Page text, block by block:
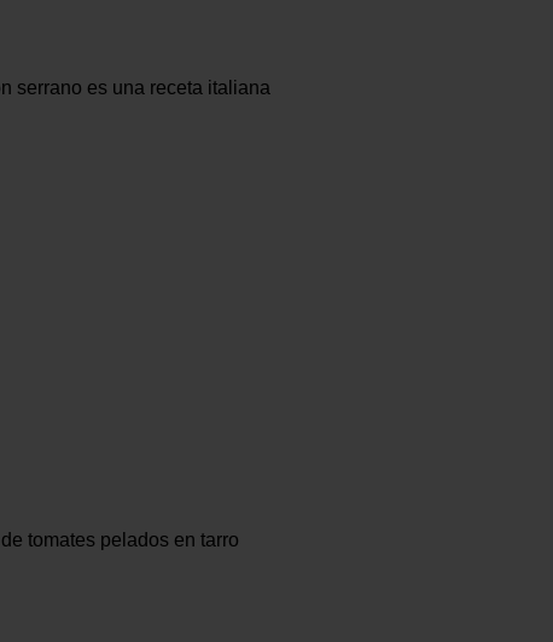
serrano es una receta italiana
tomates pelados en tarro